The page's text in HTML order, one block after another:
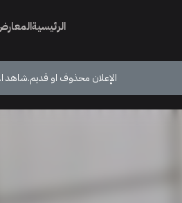
الرئيسية
الإعلان محذوف او قديم.شاهد